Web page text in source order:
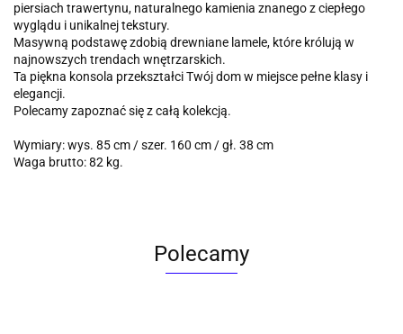
piersiach trawertynu, naturalnego kamienia znanego z ciepłego
wyglądu i unikalnej tekstury.
Masywną podstawę zdobią drewniane lamele, które królują w
najnowszych trendach wnętrzarskich.
Ta piękna konsola przekształci Twój dom w miejsce pełne klasy i
elegancji.
Polecamy zapoznać się z całą kolekcją.
Wymiary: wys. 85 cm / szer. 160 cm / gł. 38 cm
Waga brutto: 82 kg.
Polecamy